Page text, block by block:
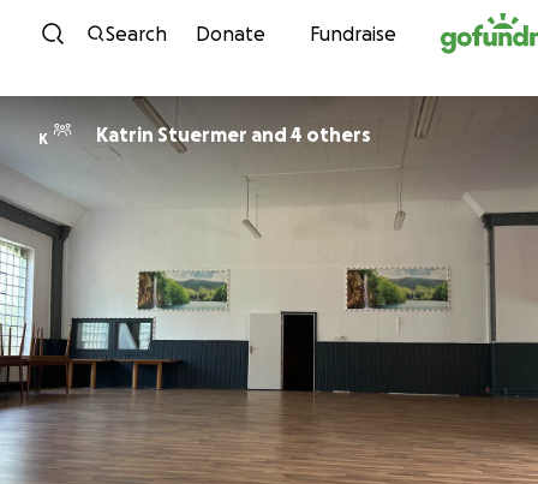
Skip to content
Search Donate Fundraise
K Katrin Stuermer and 4 others